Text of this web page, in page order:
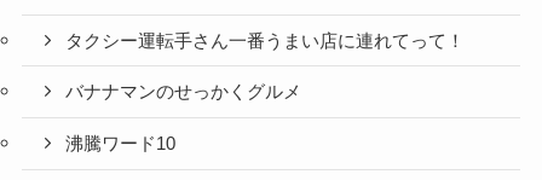
タクシー運転手さん一番うまい店に連れてって！
バナナマンのせっかくグルメ
沸騰ワード10